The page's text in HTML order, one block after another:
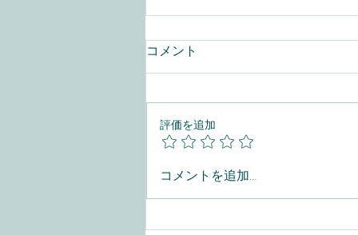
新疆ウイグル自治区有名なビ
コメント
評価を追加
コメントを追加…